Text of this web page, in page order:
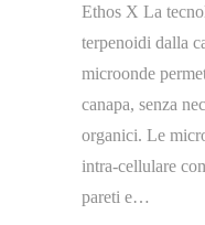
Ethos X La
terpenoidi dalla
microonde
canapa, senza
organici. Le
intra-cellulare
pareti e…